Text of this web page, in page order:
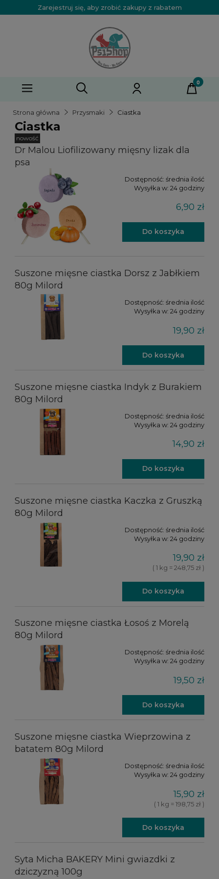
Zarejestruj się, aby zrobić zakupy z rabatem
Strona główna Przysmaki Ciastka
Ciastka
Dr Malou Liofilizowany mięsny lizak dla
psa
Dostępność: średnia ilość
Wysyłka w: 24 godziny
6,90 zł
Do koszyka
nowość
Suszone mięsne ciastka Dorsz z Jabłkiem
80g Milord
Dostępność: średnia ilość
Wysyłka w: 24 godziny
19,90 zł
Do koszyka
Suszone mięsne ciastka Indyk z Burakiem
80g Milord
Dostępność: średnia ilość
Wysyłka w: 24 godziny
14,90 zł
Do koszyka
Suszone mięsne ciastka Kaczka z Gruszką
80g Milord
Dostępność: średnia ilość
Wysyłka w: 24 godziny
19,90 zł
( 1 kg = 248,75 zł )
Do koszyka
Suszone mięsne ciastka Łosoś z Morelą
80g Milord
Dostępność: średnia ilość
Wysyłka w: 24 godziny
19,50 zł
Do koszyka
Suszone mięsne ciastka Wieprzowina z
batatem 80g Milord
Dostępność: średnia ilość
Wysyłka w: 24 godziny
15,90 zł
( 1 kg = 198,75 zł )
Do koszyka
Syta Micha BAKERY Mini gwiazdki z
dziczyzną 100g